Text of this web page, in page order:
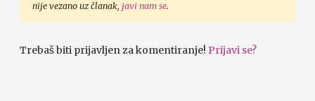
nije vezano uz članak, javi nam se.
Trebaš biti prijavljen za komentiranje! Prijavi se?